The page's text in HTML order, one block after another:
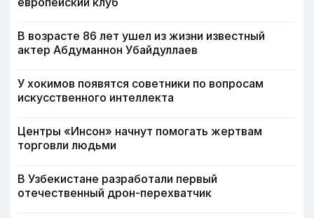
В возрасте 86 лет ушел из жизни известный
актер Абдуманнон Убайдуллаев
У хокимов появятся советники по вопросам
искусственного интеллекта
Центры «Инсон» начнут помогать жертвам
торговли людьми
В Узбекистане разработали первый
отечественный дрон-перехватчик